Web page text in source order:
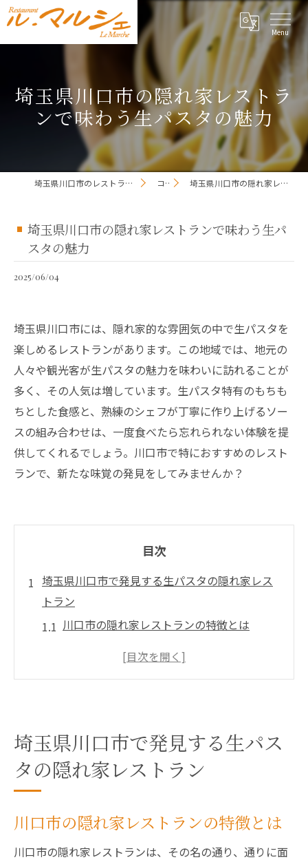
埼玉県川口市の隠れ家レストラ
ンで味わう生パスタの魅力
埼玉県川口市のレストランならレストラン ル・マルシェ コラム 埼玉県川口市の隠れ家レストランで味わう生パスタの魅力
埼玉県川口市の隠れ家レストランで味わう生パ
スタの魅力
2025/06/04
埼玉県川口市には、隠れ家的な雰囲気の中で生パスタを
楽しめるレストランがあります。この地域では、地元の
人々や観光客が生パスタの魅力を味わいに訪れることが
多く、その人気は増しています。生パスタ特有のもちも
ちとした食感と、熟練のシェフが丁寧に作り上げるソー
スの組み合わせは、一度食べたら忘れられない体験を提
供してくれるでしょう。川口市で特におすすめのレスト
ランで、新たな味覚の発見をしてみませんか？
目次
埼玉県川口市で発見する生パスタの隠れ家レス
トラン
川口市の隠れ家レストランの特徴とは
訪れる価値のある生パスタの名店
ド
家族連れでも楽しめる隠れ家レストラン
地元住民に愛される理由とは
川口市の生パスタが人気の秘密
埼玉県川口市で発見する生パス
タの隠れ家レストラン
川口市の隠れ家レストランの特徴とは
川口市の隠れ家レストランは、その名の通り、通りに面